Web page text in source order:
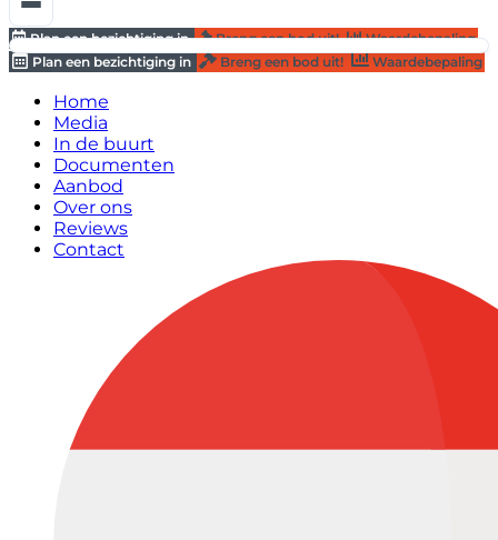
Plan een bezichtiging in Breng een bod uit!
Waardebepaling
Plan een bezichtiging in
Breng een bod uit! Waardebepaling
Home
Media
In de buurt
Documenten
Aanbod
Over ons
Reviews
Contact